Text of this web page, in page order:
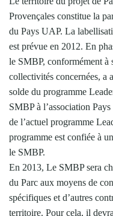
Provençales constitue la
du Pays UAP. La
est prévue en 2012. En
le SMBP, conformément à
collectivités concernées, a
solde du programme
SMBP à l’association
de l’actuel programme
programme est confiée à
le SMBP.
En 2013, Le SMBP sera
du Parc aux moyens de
spécifiques et d’autres
territoire. Pour cela, il